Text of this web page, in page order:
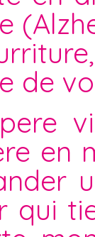
de
en
qui